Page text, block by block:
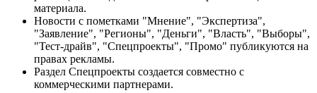
материала.
Новости с пометками "Мнение", "Экспертиза",
"Заявление", "Регионы", "Деньги", "Власть", "Выборы",
"Тест-драйв", "Спецпроекты", "Промо" публикуются на
правах рекламы.
Раздел Спецпроекты создается совместно с
коммерческими партнерами.